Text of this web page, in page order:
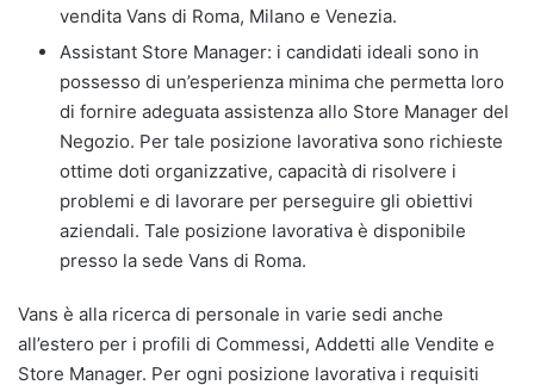
vendita Vans di Roma, Milano e Venezia.
Assistant Store Manager: i candidati ideali sono in
possesso di un’esperienza minima che permetta loro
di fornire adeguata assistenza allo Store Manager del
Negozio. Per tale posizione lavorativa sono richieste
ottime doti organizzative, capacità di risolvere i
problemi e di lavorare per perseguire gli obiettivi
aziendali. Tale posizione lavorativa è disponibile
presso la sede Vans di Roma.
Vans è alla ricerca di personale in varie sedi anche
all’estero per i profili di Commessi, Addetti alle Vendite e
Store Manager. Per ogni posizione lavorativa i requisiti